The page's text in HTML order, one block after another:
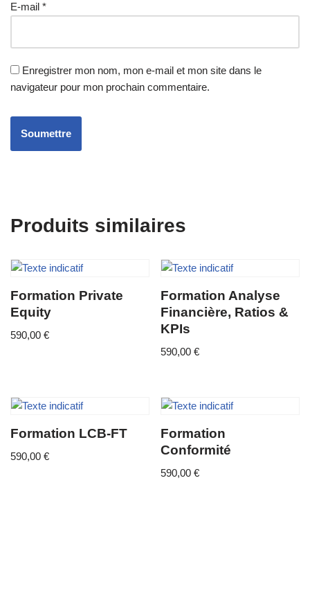
E-mail *
Enregistrer mon nom, mon e-mail et mon site dans le
navigateur pour mon prochain commentaire.
Produits similaires
Formation Private
Equity
590,00 €
Formation Analyse
Financière, Ratios &
KPIs
590,00€
Formation LCB-FT
590,00 €
Formation
Conformité
590,00€